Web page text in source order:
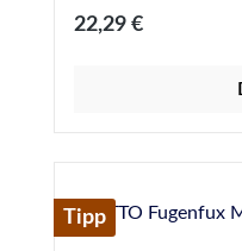
Fugenausbildung
10,0 mm, 12,5 mm, rund Leicht zu
Reinigung
83413info@otto-
chemie.de
Regulärer Preis:
22,29 €
Tipp